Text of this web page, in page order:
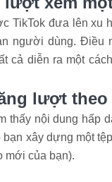
TikTok đưa lên xu
người dùng. Điều
cả diễn ra một
lượt
thấy nội dung hấp
xây dựng một
mới của bạn).